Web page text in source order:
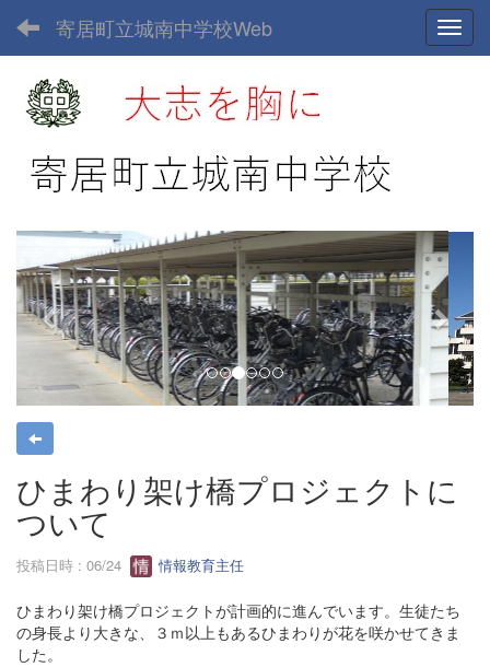
寄居町立城南中学校Web
p
r
e
v
o
u
s
n
e
x
t
ひまわり架け橋プロジェクトに
ついて
投稿日時 : 06/24 情報教育主任
ひまわり架け橋プロジェクトが計画的に進んでいます。生徒たち
の身長より大きな、３ｍ以上もあるひまわりが花を咲かせてきま
した。